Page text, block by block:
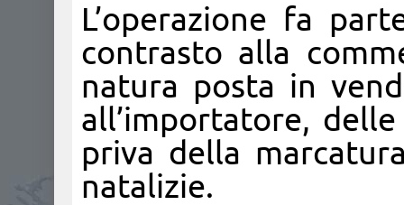
L’operazione fa
contrasto alla
natura posta in
all’importatore,
priva della
natalizie.